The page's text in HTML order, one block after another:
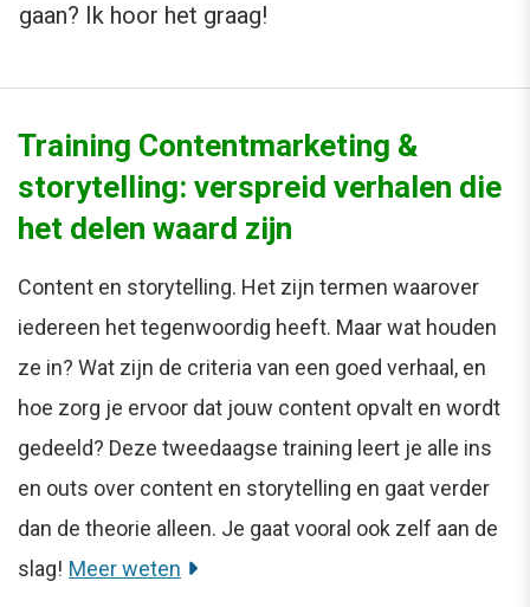
gaan? Ik hoor het graag!
Training Contentmarketing &
storytelling: verspreid verhalen die
het delen waard zijn
Content en storytelling. Het zijn termen waarover
iedereen het tegenwoordig heeft. Maar wat houden
ze in? Wat zijn de criteria van een goed verhaal, en
hoe zorg je ervoor dat jouw content opvalt en wordt
gedeeld? Deze tweedaagse training leert je alle ins
en outs over content en storytelling en gaat verder
dan de theorie alleen. Je gaat vooral ook zelf aan de
slag! Meer weten